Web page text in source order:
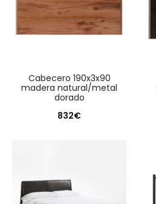
cabecero 190x3x90
madera natural/metal
dorado
832€